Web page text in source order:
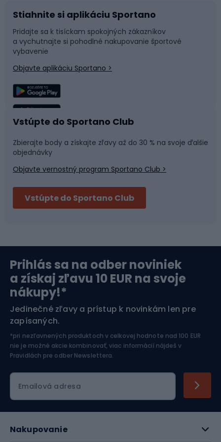
Príslušenstvo k bicyklom
Časti bicyklov
Rybolov
Športová medicína
Bushcraft
Bikepacking
Orientačný beh
Sane a kĺzačky
Snowboard
Plávanie
Tímové športy
Fitness a posilňovňa
Cyklistické prilby
Lyžovanie
Športová elektronika
Jazdectvo
Stiahnite si aplikáciu Sportano
Pridajte sa k tisíckam spokojných zákazníkov
a vychutnajte si pohodlné nakupovanie športové
vybavenie
Objavte aplikáciu Sportano >
Vstúpte do Sportano Club
Zbierajte body a získajte zľavy až do 30 % na svoje ďalšie
objednávky
Objavte vernostný program Sportano Club >
Vstúpte do Sportano Club
Prihlás sa na odber noviniek
a získaj zľavu 10 EUR na svoje
nákupy!*
Jedinečné zľavy a prístup k novinkám len pre
zapísaných.
*pri nezľavnených produktoch v celkovej hodnote nad 100 EUR
nie je možné akcie kombinovať, viac informácií nájdeš v
Pravidlách pre odber Newslettera.
Emailová adresa
Nakupovanie